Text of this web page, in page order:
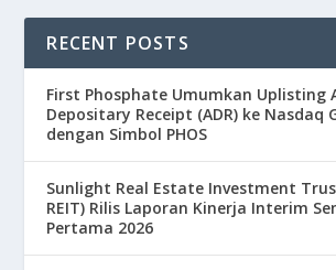
RECENT POSTS
First Phosphate Umumkan Uplisting
Depositary Receipt (ADR) ke Nasdaq
dengan Simbol PHOS
Sunlight Real Estate Investment
REIT) Rilis Laporan Kinerja Interim
Pertama 2026